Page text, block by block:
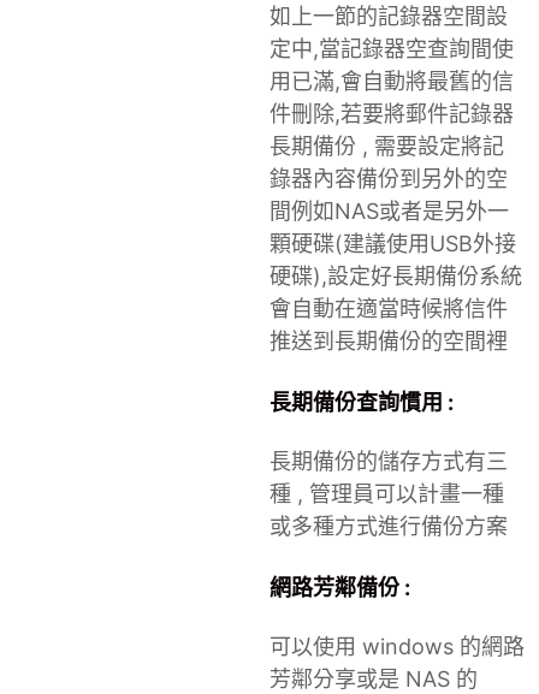
如上一節的記錄器空間設
定中,當記錄器空查詢間使
用已滿,會自動將最舊的信
件刪除,若要將郵件記錄器
長期備份 , 需要設定將記
錄器內容備份到另外的空
間例如NAS或者是另外一
顆硬碟(建議使用USB外接
硬碟),設定好長期備份系統
會自動在適當時候將信件
推送到長期備份的空間裡
長期備份查詢慣用 :
長期備份的儲存方式有三
種 , 管理員可以計畫一種
或多種方式進行備份方案
網路芳鄰備份 :
可以使用 windows 的網路
芳鄰分享或是 NAS 的